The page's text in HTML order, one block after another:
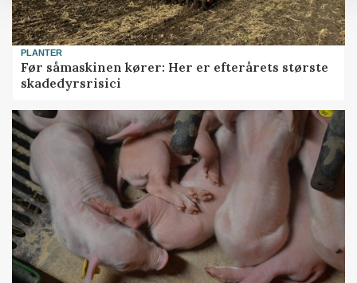
PLANTER
Før såmaskinen kører: Her er efterårets største
skadedyrsrisici